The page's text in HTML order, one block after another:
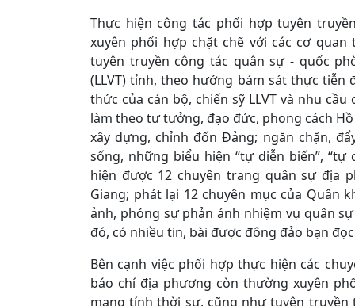
Thực hiện công tác phối hợp tuyên
xuyên phối hợp chặt chẽ với các cơ
tuyên truyền công tác quân sự - quốc
(LLVT) tỉnh, theo hướng bám sát thực
thức của cán bộ, chiến sỹ LLVT và nhu
làm theo tư tưởng, đạo đức, phong cách
xây dựng, chỉnh đốn Đảng; ngăn chặn,
sống, những biểu hiện “tự diễn biến”,
hiện được 12 chuyên trang quân sự địa
Giang; phát lại 12 chuyên mục của Quân
ảnh, phóng sự phản ánh nhiệm vụ quân
đó, có nhiều tin, bài được đông đảo bạn
Bên cạnh việc phối hợp thực hiện các
báo chí địa phương còn thường xuyên
mang tính thời sự, cũng như tuyên truyền